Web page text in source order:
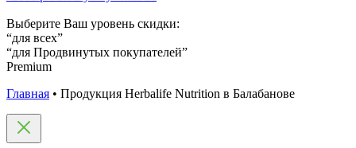
Выберите Ваш уровень скидки:
“для всех”
“для Продвинутых покупателей”
Premium
Главная • Продукция Herbalife Nutrition в Балабанове